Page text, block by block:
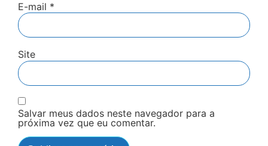
E-mail *
Site
Salvar meus dados neste navegador para a
próxima vez que eu comentar.